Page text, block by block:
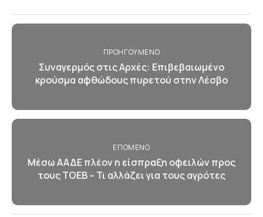
ΠΡΟΗΓΟΎΜΕΝΟ
Συναγερμός στις Αρχές: Επιβεβαιωμένο
κρούσμα αφθώδους πυρετού στην Λέσβο
ΕΠΌΜΕΝΟ
Μέσω ΑΑΔΕ πλέον η είσπραξη οφειλών προς
τους ΤΟΕΒ – Τι αλλάζει για τους αγρότες